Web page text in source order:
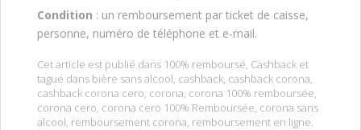
Condition : un remboursement par ticket de caisse,
personne, numéro de téléphone et e-mail.
Cet article est publié dans 100% remboursé Cashback et
tagué dans bière sans alcool cashback cashback corona
cashback corona cero corona corona 100% remboursée
corona cero corona cero 100% Remboursée corona sans
alcool remboursement corona remboursement en ligne